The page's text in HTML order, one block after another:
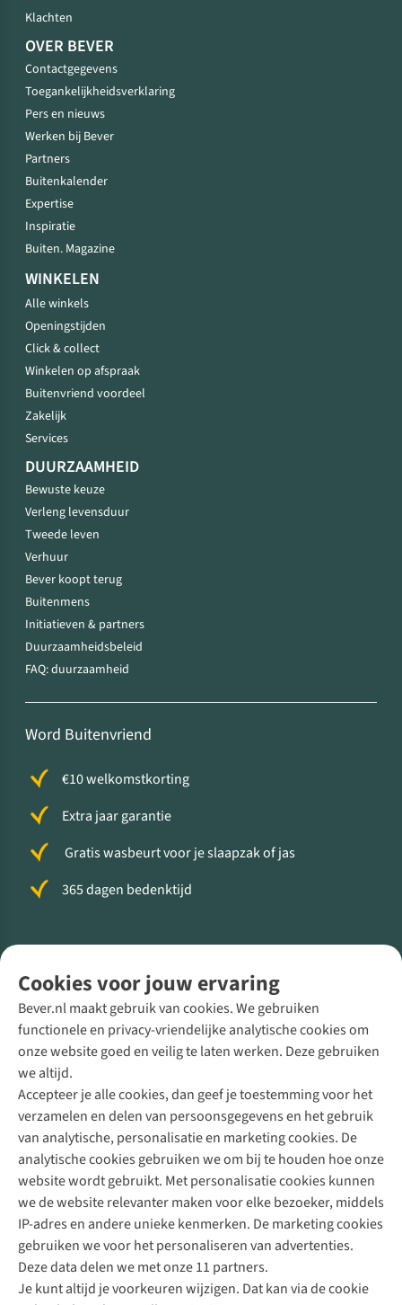
Cookies voor jouw ervaring
Bever.nl maakt gebruik van cookies. We gebruiken
functionele en privacy-vriendelijke analytische cookies om
onze website goed en veilig te laten werken. Deze gebruiken
we altijd.
Accepteer je alle cookies, dan geef je toestemming voor het
verzamelen en delen van persoonsgegevens en het gebruik
van analytische, personalisatie en marketing cookies. De
analytische cookies gebruiken we om bij te houden hoe onze
website wordt gebruikt. Met personalisatie cookies kunnen
we de website relevanter maken voor elke bezoeker, middels
IP-adres en andere unieke kenmerken. De marketing cookies
gebruiken we voor het personaliseren van advertenties.
Deze data delen we met onze 11 partners.
Je kunt altijd je voorkeuren wijzigen. Dat kan via de cookie
Klachten
OVER BEVER
Contactgegevens
Toegankelijkheidsverklaring
Pers en nieuws
Werken bij Bever
Partners
Buitenkalender
Expertise
Inspiratie
Buiten. Magazine
WINKELEN
Alle winkels
Openingstijden
Click & collect
Winkelen op afspraak
Buitenvriend voordeel
Zakelijk
Services
DUURZAAMHEID
Bewuste keuze
Verleng levensduur
Tweede leven
Verhuur
Bever koopt terug
Buitenmens
Initiatieven & partners
Duurzaamheidsbeleid
FAQ: duurzaamheid
Word Buitenvriend
€10 welkomstkorting
Extra jaar garantie
Gratis wasbeurt voor je slaapzak of jas
365 dagen bedenktijd
Direct advies van een Buitenexpert
+31 (0)85 888 50 88
+31 6 12 28 49 80
Contactformulier